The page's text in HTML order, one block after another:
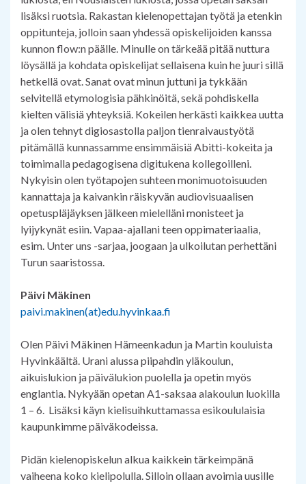
lisäksi ruotsia. Rakastan kielenopettajan työtä ja etenkin
oppitunteja, jolloin saan yhdessä opiskelijoiden kanssa
kunnon flow:n päälle. Minulle on tärkeää pitää nuttura
löysällä ja kohdata opiskelijat sellaisena kuin he juuri sillä
hetkellä ovat. Sanat ovat minun juttuni ja tykkään
selvitellä etymologisia pähkinöitä, sekä pohdiskella
kielten välisiä yhteyksiä. Kokeilen herkästi kaikkea uutta
ja olen tehnyt digiosastolla paljon tienraivaustyötä
pitämällä kunnassamme ensimmäisiä Abitti-kokeita ja
toimimalla pedagogisena digitukena kollegoilleni.
Nykyisin olen työtapojen suhteen monimuotoisuuden
kannattaja ja kaivankin räiskyvän audiovisuaalisen
opetuspläjäyksen jälkeen mielelläni monisteet ja
lyijykynät esiin. Vapaa-ajallani teen oppimateriaalia,
esim. Unter uns -sarjaa, joogaan ja ulkoilutan perhettäni
Turun saaristossa.
Päivi Mäkinen
paivi.makinen(at)edu.hyvinkaa.fi
Olen Päivi Mäkinen Hämeenkadun ja Martin kouluista
Hyvinkäältä. Urani alussa piipahdin yläkoulun,
aikuislukion ja päivälukion puolella ja opetin myös
englantia. Nykyään opetan A1-saksaa alakoulun luokilla
1 – 6. Lisäksi käyn kielisuihkuttamassa esikoululaisia
kaupunkimme päiväkodeissa.
Pidän kielenopiskelun alkua kaikkein tärkeimpänä
vaiheena koko kielipolulla. Silloin ollaan avoimia uusille